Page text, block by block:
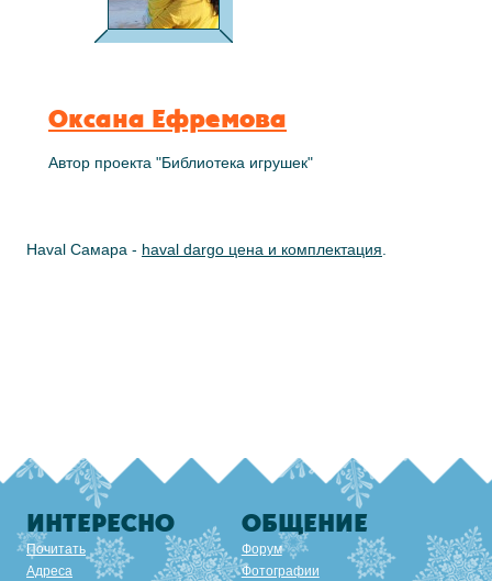
Оксана Ефремова
Автор проекта "Библиотека игрушек"
Haval Самара - haval dargo цена и комплектация
ИНТЕРЕСНО
Почитать
Адреса
ОБЩЕНИЕ
Форум
Фотографии